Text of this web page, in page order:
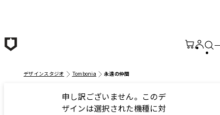
デザインスタジオ Tombonia 永遠の仲間
申し訳ございません。このデ
ザインは選択された機種に対